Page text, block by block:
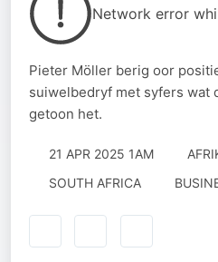
Network error
Pieter Möller berig oor
suiwelbedryf met syfers wat
getoon het.
21 APR 2025 1AM
SOUTH AFRICA